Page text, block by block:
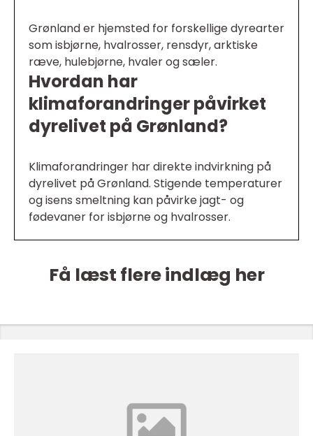
Grønland er hjemsted for forskellige dyrearter
som isbjørne, hvalrosser, rensdyr, arktiske
ræve, hulebjørne, hvaler og sæler.
Hvordan har
klimaforandringer påvirket
dyrelivet på Grønland?
Klimaforandringer har direkte indvirkning på
dyrelivet på Grønland. Stigende temperaturer
og isens smeltning kan påvirke jagt- og
fødevaner for isbjørne og hvalrosser.
Få læst flere indlæg her